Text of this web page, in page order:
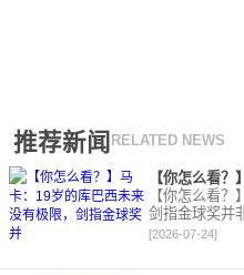
推荐新闻 RELATED NEWS
【你怎么看？
剑指金球奖并
队,世界杯,西
[2026-07-24]